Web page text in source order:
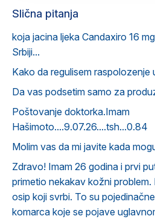
Slična pitanja
koja jacina ljeka Candaxiro 16
Srbiji...
Kako da regulisem raspolozenje
Da vas podsetim samo za
Poštovanje doktorka.Imam
Hašimoto....9.07.26....tsh...0.84
Molim vas da mi javite kada
Zdravo! Imam 26 godina i prvi
primetio nekakav kožni
osip koji svrbi. To su
komarca koje se pojave